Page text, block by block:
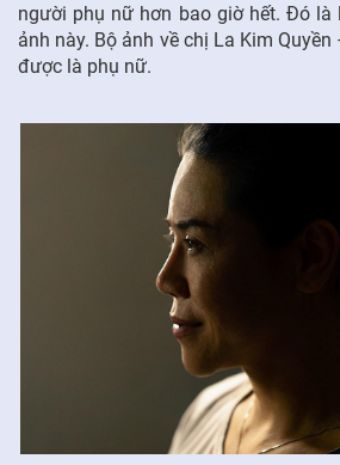
người phụ nữ hơn bao giờ hết. Đó
ảnh này. Bộ ảnh về chị La Kim
được là phụ nữ.